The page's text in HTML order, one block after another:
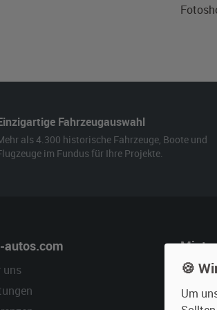
Fahrzeugauswahl
als 4.300 historische Fahrzeuge, Boote und
im Fundus für Ihre Projekte.
uns
🍪
Um